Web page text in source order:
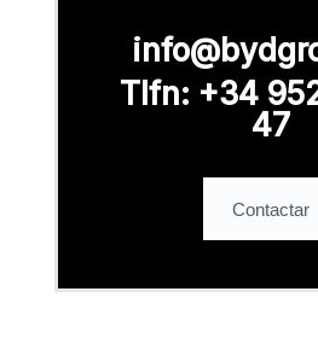
Tlfn: +34
47
Contactar